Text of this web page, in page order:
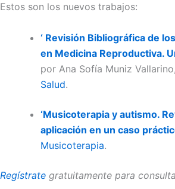
Estos son los nuevos trabajos:
‘ Revisión Bibliográfica de
en Medicina Reproductiva.
por Ana Sofía Muniz
Salud.
‘Musicoterapia y autismo.
aplicación en un caso
Musicoterapia.
Regístrate gratuitamente para